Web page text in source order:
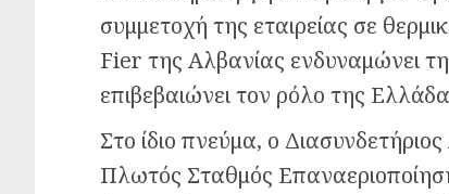
συμμετοχή της εταιρείας σε
Fier της Αλβανίας ενδυναμώνει
επιβεβαιώνει τον ρόλο της
Στο ίδιο πνεύμα, ο
Πλωτός Σταθμός